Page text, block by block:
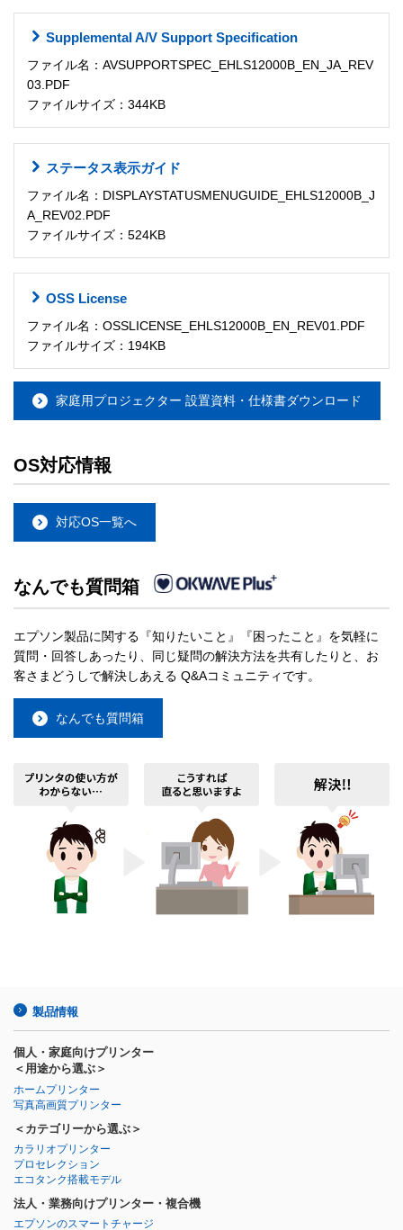
Supplemental A/V Support Specification
ファイル名：AVSUPPORTSPEC_EHLS12000B_EN_JA_REV
03.PDF
ファイルサイズ：344KB
ステータス表示ガイド
ファイル名：DISPLAYSTATUSMENUGUIDE_EHLS12000B_J
A_REV02.PDF
ファイルサイズ：524KB
OSS License
ファイル名：OSSLICENSE_EHLS12000B_EN_REV01.PDF
ファイルサイズ：194KB
家庭用プロジェクター 設置資料・仕様書ダウンロード
OS対応情報
対応OS一覧へ
なんでも質問箱
エプソン製品に関する『知りたいこと』『困ったこと』を気軽に
質問・回答しあったり、同じ疑問の解決方法を共有したりと、お
客さまどうしで解決しあえる Q&Aコミュニティです。
なんでも質問箱
製品情報
個人・家庭向けプリンター
＜用途から選ぶ＞
ホームプリンター
写真高画質プリンター
＜カテゴリーから選ぶ＞
カラリオプリンター
プロセレクション
エコタンク搭載モデル
法人・業務向けプリンター・複合機
エプソンのスマートチャージ